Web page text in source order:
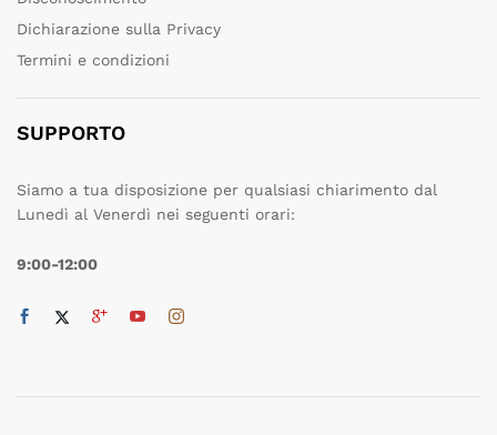
Dichiarazione sulla Privacy
Termini e condizioni
SUPPORTO
Siamo a tua disposizione per qualsiasi chiarimento dal
Lunedì al Venerdì nei seguenti orari:
9:00-12:00